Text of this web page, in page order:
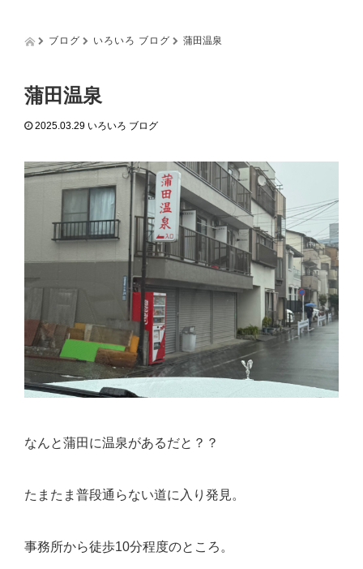
t
o
ブログ いろいろ ブログ 蒲田温泉
蒲田温泉
2025.03.29 いろいろ ブログ
なんと蒲田に温泉があるだと？？
たまたま普段通らない道に入り発見。
事務所から徒歩10分程度のところ。